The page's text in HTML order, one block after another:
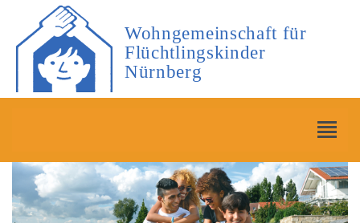
Wohngemeinschaft für
Flüchtlingskinder
Nürnberg